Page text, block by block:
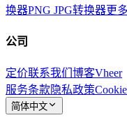
换器PNG JPG转换器更
公司
定价联系我们 博客Vheer
服务条款隐私政策
简体中文